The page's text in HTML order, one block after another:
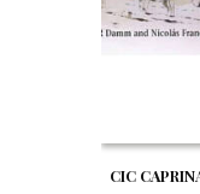
CIC